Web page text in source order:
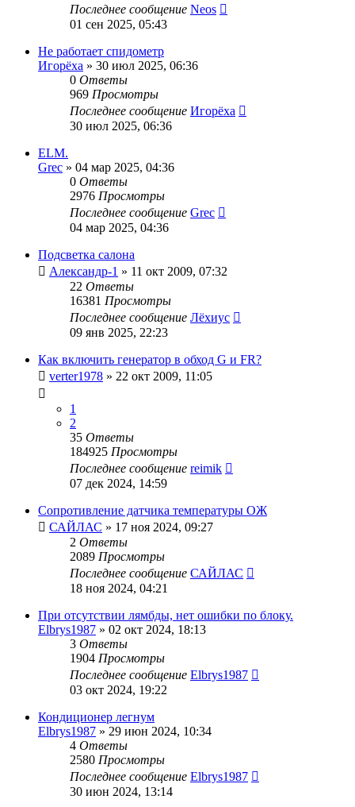
Последнее сообщение Neos
01 сен 2025, 05:43
Не работает спидометр
Игорёха » 30 июл 2025, 06:36
0 Ответы
969 Просмотры
Последнее сообщение Игорёха
30 июл 2025, 06:36
ELM.
Grec » 04 мар 2025, 04:36
0 Ответы
2976 Просмотры
Последнее сообщение Grec
04 мар 2025, 04:36
Подсветка салона
Александр-1 » 11 окт 2009, 07:32
22 Ответы
16381 Просмотры
Последнее сообщение Лёхиус
09 янв 2025, 22:23
Как включить генератор в обход G и FR?
verter1978 » 22 окт 2009, 11:05
1
2
35 Ответы
184925 Просмотры
Последнее сообщение reimik
07 дек 2024, 14:59
Сопротивление датчика температуры ОЖ
САЙЛАС » 17 ноя 2024, 09:27
2 Ответы
2089 Просмотры
Последнее сообщение САЙЛАС
18 ноя 2024, 04:21
При отсутствии лямбды, нет ошибки по блоку.
Elbrys1987 » 02 окт 2024, 18:13
3 Ответы
1904 Просмотры
Последнее сообщение Elbrys1987
03 окт 2024, 19:22
Кондиционер легнум
Elbrys1987 » 29 июн 2024, 10:34
4 Ответы
2580 Просмотры
Последнее сообщение Elbrys1987
30 июн 2024, 13:14